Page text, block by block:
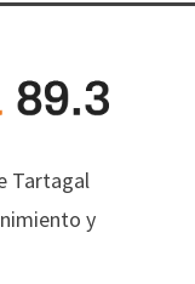
Tartagal
y